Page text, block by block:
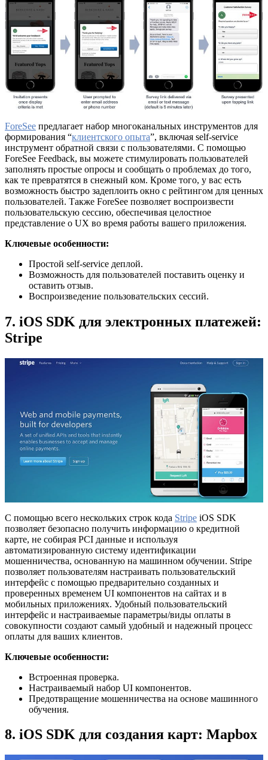
ForeSee предлагает набор многоканальных инструментов для
формирования “клиентского опыта”, включая self-service
инструмент обратной связи с пользователями. С помощью
ForeSee Feedback, вы можете стимулировать пользователей
заполнять простые опросы и сообщать о проблемах до того,
как те превратятся в снежный ком. Кроме того, у вас есть
возможность быстро задеплоить окно с рейтингом для ценных
пользователей. Также ForeSee позволяет воспроизвести
пользовательскую сессию, обеспечивая целостное
представление о UX во время работы вашего приложения.
Ключевые особенности:
Простой self-service деплой.
Возможность для пользователей поставить оценку и
оставить отзыв.
Воспроизведение пользовательских сессий.
7. iOS SDK для электронных платежей:
Stripe
С помощью всего нескольких строк кода Stripe iOS SDK
позволяет безопасно получить информацию о кредитной
карте, не собирая PCI данные и используя
автоматизированную систему идентификации
мошенничества, основанную на машинном обучении. Stripe
позволяет пользователям настраивать пользовательский
интерфейс с помощью предварительно созданных и
проверенных временем UI компонентов на сайтах и в
мобильных приложениях. Удобный пользовательский
интерфейс и настраиваемые параметры/виды оплаты в
совокупности создают самый удобный и надежный процесс
оплаты для ваших клиентов.
Ключевые особенности:
Встроенная проверка.
Настраиваемый набор UI компонентов.
Предотвращение мошенничества на основе машинного
обучения.
8. iOS SDK для создания карт: Mapbox